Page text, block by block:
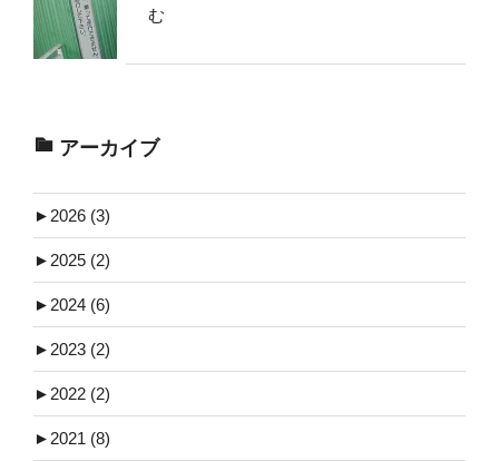
む
アーカイブ
► 2026 (3)
► 2025 (2)
► 2024 (6)
► 2023 (2)
► 2022 (2)
► 2021 (8)